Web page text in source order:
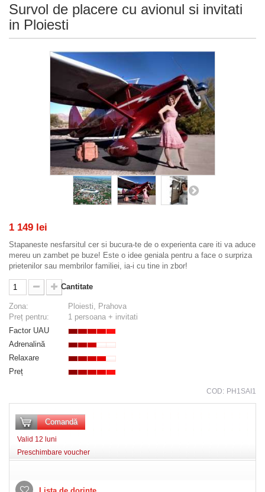
Survol de placere cu avionul si invitati
in Ploiesti
1 149 lei
Stapaneste nesfarsitul cer si bucura-te de o experienta care iti va aduce
mereu un zambet pe buze! Este o idee geniala pentru a face o surpriza
prietenilor sau membrilor familiei, ia-i cu tine in zbor!
Cantitate
Zona:
Ploiesti, Prahova
Preț pentru:
1 persoana + invitati
Factor UAU
Adrenalină
Relaxare
Preț
COD: PH1SAI1
Comandă
Valid 12 luni
Preschimbare voucher